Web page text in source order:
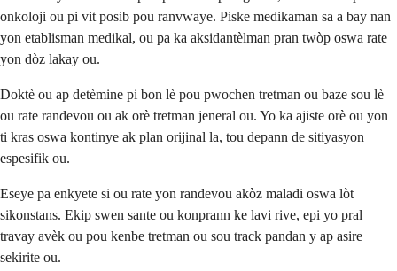
onkoloji ou pi vit posib pou ranvwaye. Piske medikaman sa a bay nan
yon etablisman medikal, ou pa ka aksidantèlman pran twòp oswa rate
yon dòz lakay ou.
Doktè ou ap detèmine pi bon lè pou pwochen tretman ou baze sou lè
ou rate randevou ou ak orè tretman jeneral ou. Yo ka ajiste orè ou yon
ti kras oswa kontinye ak plan orijinal la, tou depann de sitiyasyon
espesifik ou.
Eseye pa enkyete si ou rate yon randevou akòz maladi oswa lòt
sikonstans. Ekip swen sante ou konprann ke lavi rive, epi yo pral
travay avèk ou pou kenbe tretman ou sou track pandan y ap asire
sekirite ou.